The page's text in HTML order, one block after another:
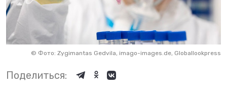
© Фото: Zygimantas Gedvila, imago-images.de, Globallookpress
Поделиться: